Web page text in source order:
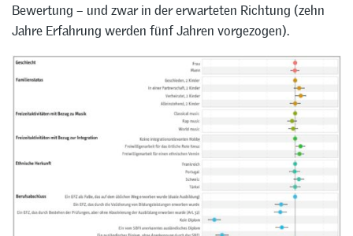
Bewertung – und zwar in der erwarteten Richtung (zehn
Jahre Erfahrung werden fünf Jahren vorgezogen).